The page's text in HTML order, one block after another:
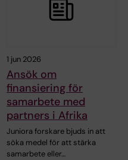
1 jun 2026
Ansök om
finansiering för
samarbete med
partners i Afrika
Juniora forskare bjuds in att
söka medel för att stärka
samarbete eller…